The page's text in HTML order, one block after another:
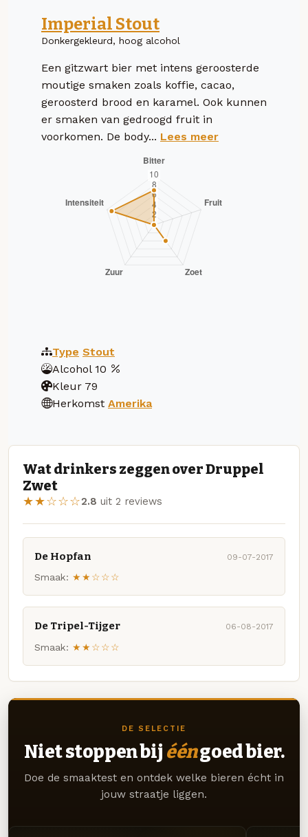
Imperial Stout
Donkergekleurd, hoog alcohol
Een gitzwart bier met intens geroosterde
moutige smaken zoals koffie, cacao,
geroosterd brood en karamel. Ook kunnen
er smaken van gedroogd fruit in
voorkomen. De body... Lees meer
Type Stout
Alcohol 10
Kleur 79
Herkomst Amerika
Wat drinkers zeggen over Druppel
Zwet
★★☆☆☆2.8 uit 2 reviews
De Hopfan 09-07-2017
Smaak: ★★☆☆☆
De Tripel-Tijger 06-08-2017
Smaak: ★★☆☆☆
DE SELECTIE
Niet stoppen bij ééngoed bier.
Doe de smaaktest en ontdek welke bieren écht in
jouw straatje liggen.